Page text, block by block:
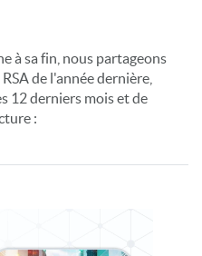
à sa fin, nous partageons
de l'année dernière,
12 derniers mois et de
: